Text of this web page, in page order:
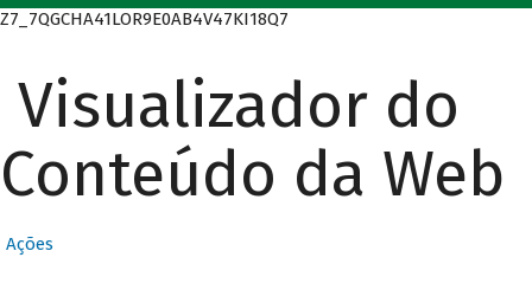
Z7_7QGCHA41LOR9E0AB4V47KI18Q7
Visualizador do
Conteúdo da Web
Ações